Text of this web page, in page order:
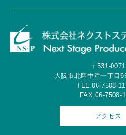
〒531-0071
大阪市北区中津一丁目
TEL.06-7508-
FAX.06-7508-
アクセス